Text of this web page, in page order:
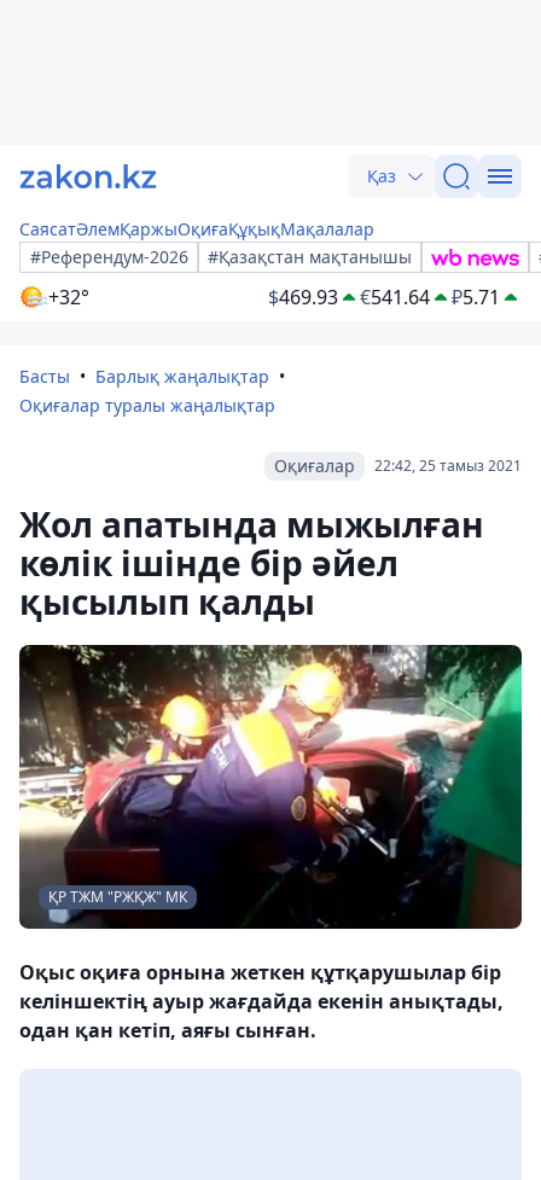
Қаз
СаясатӘлемҚаржыОқиғаҚұқықМақалалар
#Референдум-2026
#Қазақстан мақтанышы
+32° $469.93 €541.64 ₽5.71
Басты
Барлық жаңалықтар
Оқиғалар туралы жаңалықтар
22:42, 25 тамыз 2021
Оқиғалар
Жол апатында мыжылған
көлік ішінде бір әйел
қысылып қалды
ҚР ТЖМ "РЖҚЖ" МК
Оқыс оқиға орнына жеткен құтқарушылар бір
келіншектің ауыр жағдайда екенін анықтады,
одан қан кетіп, аяғы сынған.